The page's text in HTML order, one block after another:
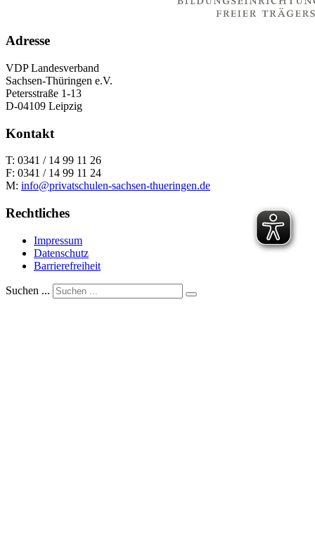
Adresse
VDP Landesverband
Sachsen-Thüringen e.V.
Petersstraße 1-13
D-04109 Leipzig
Kontakt
T: 0341 / 14 99 11 26
F: 0341 / 14 99 11 24
M: info@privatschulen-sachsen-thueringen.de
Rechtliches
Impressum
Datenschutz
Barrierefreiheit
Suchen ...